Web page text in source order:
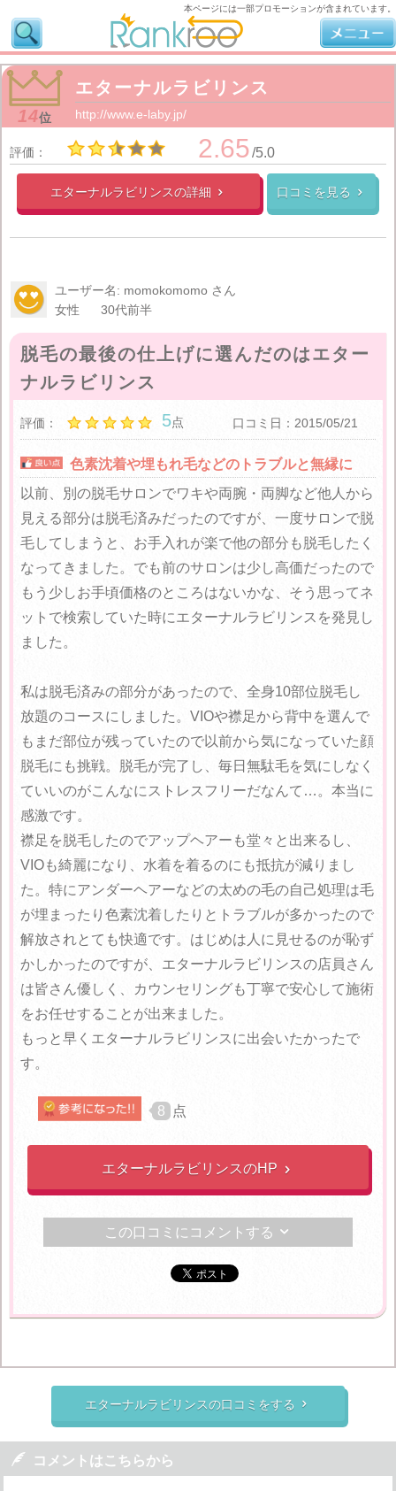
14位
エターナルラビリンス
http://www.e-laby.jp/
評価： 2.65/5.0
エターナルラビリンスの詳細  口コミを見る 
ユーザー名: momokomomo さん
女性
30代前半
脱毛の最後の仕上げに選んだのはエター
ナルラビリンス
評価： 5点 口コミ日：2015/05/21
色素沈着や埋もれ毛などのトラブルと無縁に
以前、別の脱毛サロンでワキや両腕・両脚など他人から
見える部分は脱毛済みだったのですが、一度サロンで脱
毛してしまうと、お手入れが楽で他の部分も脱毛したく
なってきました。でも前のサロンは少し高価だったので
もう少しお手頃価格のところはないかな、そう思ってネ
ットで検索していた時にエターナルラビリンスを発見し
ました。
私は脱毛済みの部分があったので、全身10部位脱毛し
放題のコースにしました。VIOや襟足から背中を選んで
もまだ部位が残っていたので以前から気になっていた顔
脱毛にも挑戦。脱毛が完了し、毎日無駄毛を気にしなく
ていいのがこんなにストレスフリーだなんて…。本当に
感激です。
襟足を脱毛したのでアップヘアーも堂々と出来るし、
VIOも綺麗になり、水着を着るのにも抵抗が減りまし
た。特にアンダーヘアーなどの太めの毛の自己処理は毛
が埋まったり色素沈着したりとトラブルが多かったので
解放されとても快適です。はじめは人に見せるのが恥ず
かしかったのですが、エターナルラビリンスの店員さん
は皆さん優しく、カウンセリングも丁寧で安心して施術
をお任せすることが出来ました。
もっと早くエターナルラビリンスに出会いたかったで
す。
8 点
エターナルラビリンスのHP 
この口コミにコメントする 
エターナルラビリンスの口コミをする 
 コメントはこちらから
本ページには一部プロモーションが含まれています。